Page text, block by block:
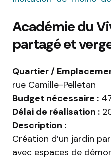
Académie du
partagé et
Quartier /
rue Camille-Pelletan
Budget nécessaire :
Délai de réalisation :
Description :
Création d’un jardin
avec espaces de